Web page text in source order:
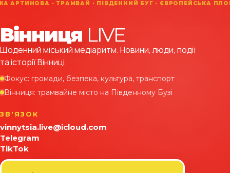
Вінниця LIVE
Щоденний міський медіаритм. Новини, люди, події
та історії Вінниці.
Фокус: громади, безпека, культура, транспорт
Вінниця: трамвайне місто на Південному Бузі
ЗВʼЯЗОК
vinnytsia.live@icloud.com
Telegram
TikTok